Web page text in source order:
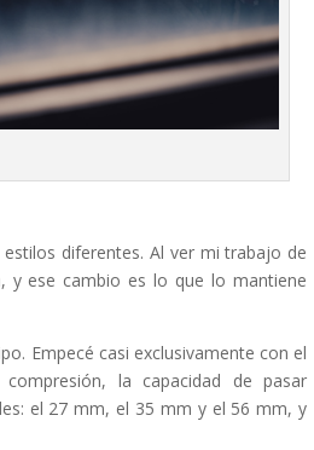
diferentes. Al ver mi trabajo de
y ese cambio es lo que lo mantiene
Empecé casi exclusivamente con el
la capacidad de pasar
el 27 mm, el 35 mm y el 56 mm, y